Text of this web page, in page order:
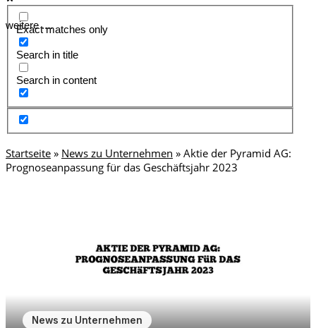
weitere ....
Exact matches only
Search in title
Search in content
Startseite » News zu Unternehmen » Aktie der Pyramid AG:
Prognoseanpassung für das Geschäftsjahr 2023
News zu Unternehmen